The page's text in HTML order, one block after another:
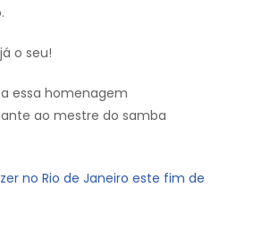
o seu!
essa homenagem
ao mestre do samba
no Rio de Janeiro este fim de